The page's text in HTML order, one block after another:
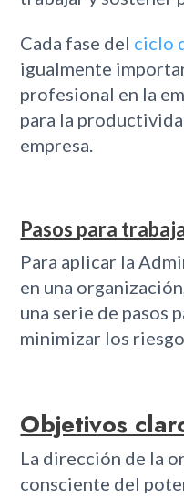
Cada fase del ciclo
igualmente
profesional en la
para la
empresa.
Pasos para
Para aplicar la
en una
una serie de pasos
minimizar los
Objetivos
La dirección de la
consciente del